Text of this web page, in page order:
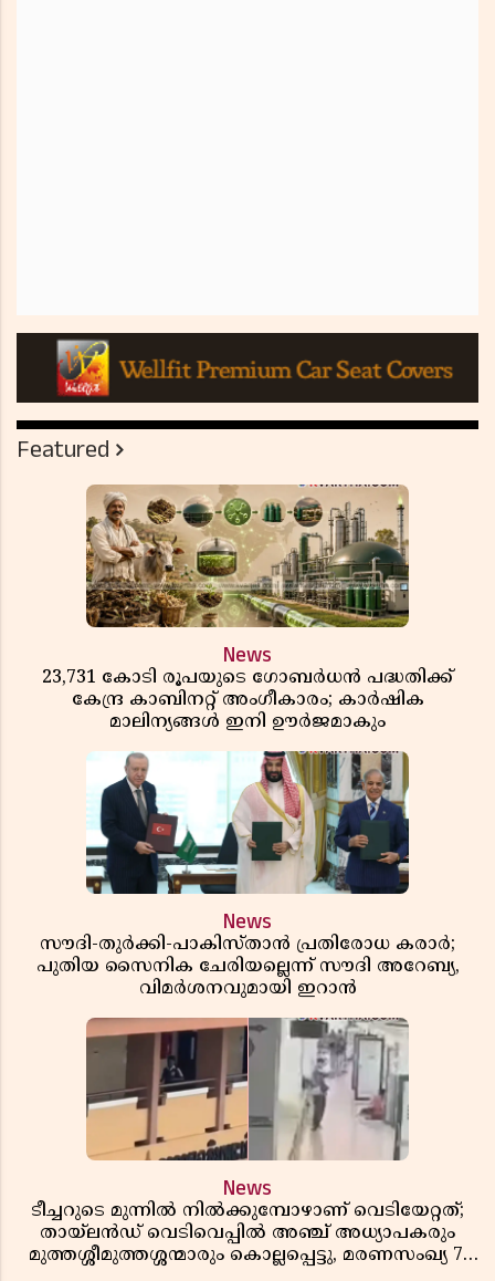
Featured
News
23,731 കോടി രൂപയുടെ ഗോബർധൻ പദ്ധതിക്ക്
കേന്ദ്ര കാബിനറ്റ് അംഗീകാരം; കാർഷിക
മാലിന്യങ്ങൾ ഇനി ഊർജമാകും
News
സൗദി-തുർക്കി-പാകിസ്താൻ പ്രതിരോധ കരാർ;
പുതിയ സൈനിക ചേരിയല്ലെന്ന് സൗദി അറേബ്യ,
വിമർശനവുമായി ഇറാൻ
News
ടീച്ചറുടെ മുന്നിൽ നിൽക്കുമ്പോഴാണ് വെടിയേറ്റത്;
തായ്‌ലൻഡ് വെടിവെപ്പിൽ അഞ്ച് അധ്യാപകരും
മുത്തശ്ശീമുത്തശ്ശന്മാരും കൊല്ലപ്പെട്ടു, മരണസംഖ്യ 7;